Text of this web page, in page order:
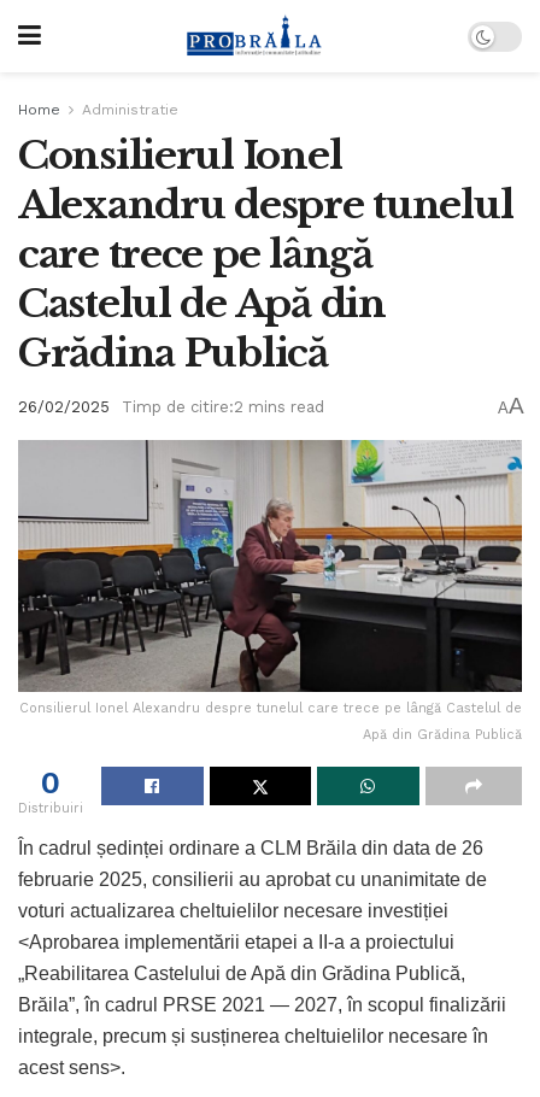
Home Administratie
Consilierul Ionel
Alexandru despre tunelul
care trece pe lângă
Castelul de Apă din
Grădina Publică
26/02/2025 Timp de citire:2 mins read AA
Consilierul Ionel Alexandru despre tunelul care trece pe lângă Castelul de
Apă din Grădina Publică
0
Distribuiri
În cadrul ședinței ordinare a CLM Brăila din data de 26
februarie 2025, consilierii au aprobat cu unanimitate de
voturi actualizarea cheltuielilor necesare investiției
<Aprobarea implementării etapei a II-a a proiectului
„Reabilitarea Castelului de Apă din Grădina Publică,
Brăila”, în cadrul PRSE 2021 — 2027, în scopul finalizării
integrale, precum și susținerea cheltuielilor necesare în
acest sens>.